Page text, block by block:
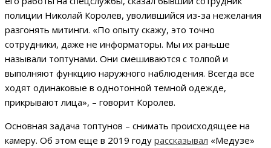
полиции Николай Королев, уволившийся из-за нежелания
разгонять митинги. «По опыту скажу, это точно
сотрудники, даже не информаторы. Мы их раньше
называли топтунами. Они смешиваются с толпой и
выполняют функцию наружного наблюдения. Всегда все
ходят одинаковые в однотонной темной одежде,
прикрывают лица», – говорит Королев.
Основная задача топтунов – снимать происходящее на
камеру. Об этом еще в 2019 году рассказывал «Медузе»